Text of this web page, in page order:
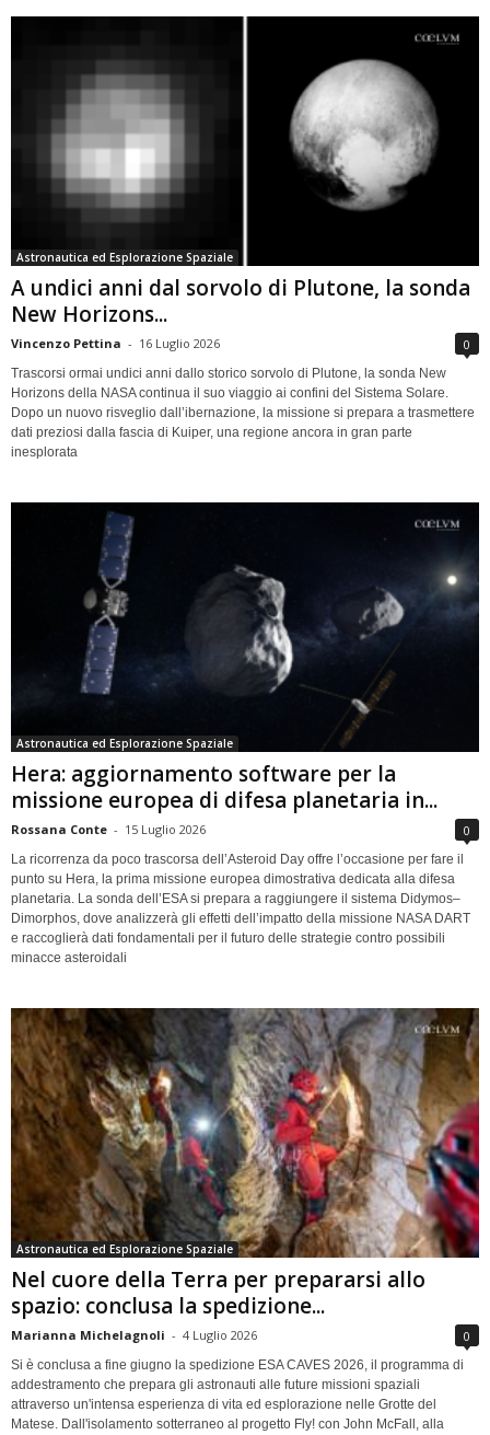
Astronautica ed Esplorazione Spaziale
A undici anni dal sorvolo di Plutone, la sonda
New Horizons...
Vincenzo Pettina - 16 Luglio 2026 0
Trascorsi ormai undici anni dallo storico sorvolo di Plutone, la sonda New
Horizons della NASA continua il suo viaggio ai confini del Sistema Solare.
Dopo un nuovo risveglio dall’ibernazione, la missione si prepara a trasmettere
dati preziosi dalla fascia di Kuiper, una regione ancora in gran parte
inesplorata
Astronautica ed Esplorazione Spaziale
Hera: aggiornamento software per la
missione europea di difesa planetaria in...
Rossana Conte - 15 Luglio 2026 0
La ricorrenza da poco trascorsa dell’Asteroid Day offre l’occasione per fare il
punto su Hera, la prima missione europea dimostrativa dedicata alla difesa
planetaria. La sonda dell’ESA si prepara a raggiungere il sistema Didymos–
Dimorphos, dove analizzerà gli effetti dell’impatto della missione NASA DART
e raccoglierà dati fondamentali per il futuro delle strategie contro possibili
minacce asteroidali
Astronautica ed Esplorazione Spaziale
Nel cuore della Terra per prepararsi allo
spazio: conclusa la spedizione...
Marianna Michelagnoli - 4 Luglio 2026 0
Si è conclusa a fine giugno la spedizione ESA CAVES 2026, il programma di
addestramento che prepara gli astronauti alle future missioni spaziali
attraverso un'intensa esperienza di vita ed esplorazione nelle Grotte del
Matese. Dall'isolamento sotterraneo al progetto Fly! con John McFall, alla